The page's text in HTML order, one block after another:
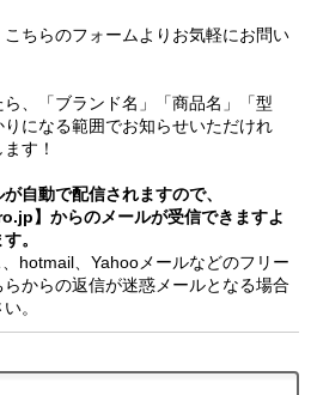
ちらのフォームよりお気軽にお問い
、「ブランド名」「商品名」「型
になる範囲でお知らせいただけれ
す！
自動で配信されますので、
】からのメールが受信できますよ
。
hotmail、Yahooメールなどのフリー
からの返信が迷惑メールとなる場合
。